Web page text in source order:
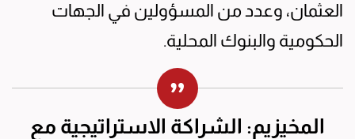
العثمان، وعدد من المسؤولين في الجهات
الحكومية والبنوك المحلية.
المخيزيم: الشراكة الاستراتيجية مع